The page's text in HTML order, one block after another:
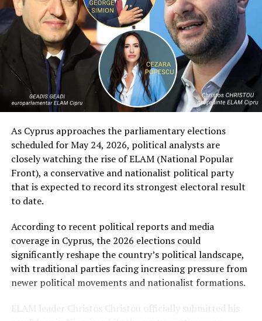
NU RATATI
La alegerile din 2024 – PNL nu ar obține mai mult de
19% din voturi
As Cyprus approaches the parliamentary elections
scheduled for May 24, 2026, political analysts are
closely watching the rise of ELAM (National Popular
Front), a conservative and nationalist political party
that is expected to record its strongest electoral result
to date.
According to recent political reports and media
coverage in Cyprus, the 2026 elections could
significantly reshape the country’s political landscape,
with traditional parties facing increasing pressure from
newer political movements and nationalist formations.
ELAM leader Christos Christou officially submitted his